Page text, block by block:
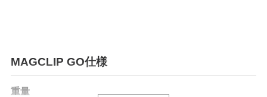
MAGCLIP GO仕様
重量